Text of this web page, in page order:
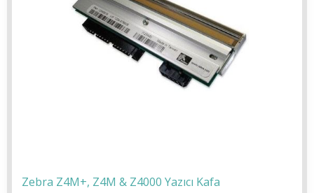
Zebra Z4M+, Z4M & Z4000 Yazıcı Kafa